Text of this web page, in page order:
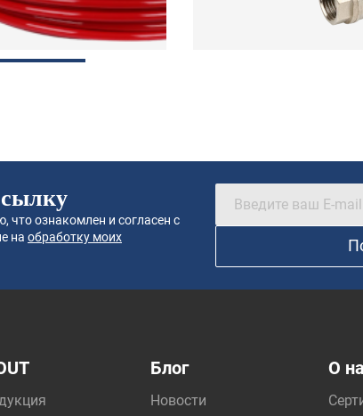
ознакомлен и согласен с
на обработку моих
Блог
Новости
О